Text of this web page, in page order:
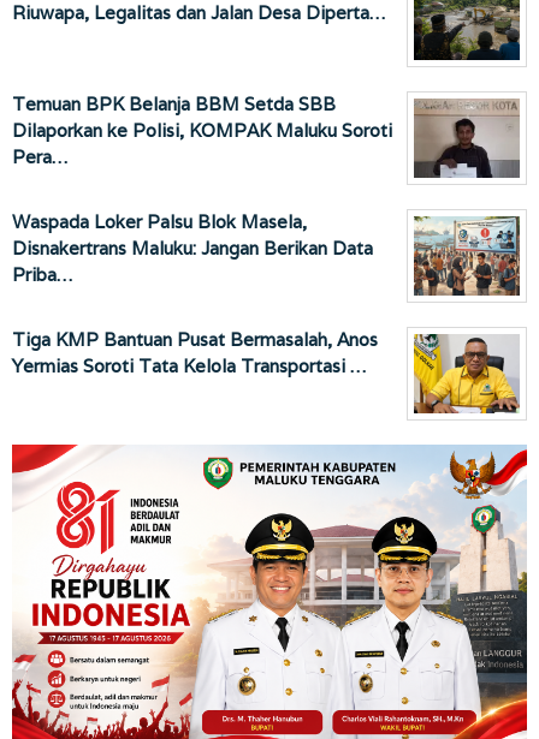
Riuwapa, Legalitas dan Jalan Desa Diperta…
Temuan BPK Belanja BBM Setda SBB
Dilaporkan ke Polisi, KOMPAK Maluku Soroti
Pera…
Waspada Loker Palsu Blok Masela,
Disnakertrans Maluku: Jangan Berikan Data
Priba…
Tiga KMP Bantuan Pusat Bermasalah, Anos
Yermias Soroti Tata Kelola Transportasi …